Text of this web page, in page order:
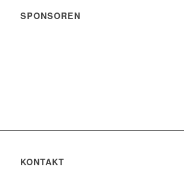
SPONSOREN
KONTAKT